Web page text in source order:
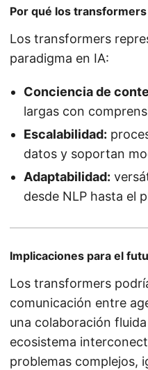
Por qué los
Los transformers
paradigma en IA:
Conciencia de
largas con
Escalabilidad:
datos y soportan
Adaptabilidad:
desde NLP hasta el
Implicaciones para el
Los transformers
comunicación entre
una colaboración
ecosistema
problemas complejos,